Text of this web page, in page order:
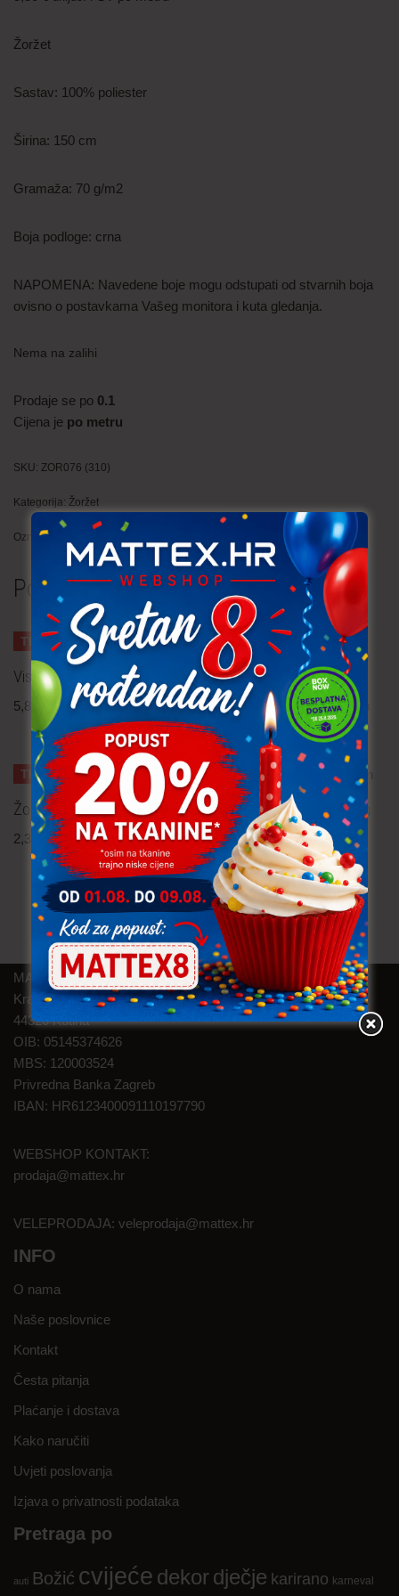
Žoržet
Sastav: 100% poliester
Širina: 150 cm
Gramaža: 70 g/m2
Boja podloge: crna
NAPOMENA: Navedene boje mogu odstupati od stvarnih boja
ovisno o postavkama Vašeg monitora i kuta gledanja.
Nema na zalihi
Prodaje se po 0.1
Cijena je po metru
SKU: ZOR076 (310)
Kategorija: Žoržet
Oznake:
Povezani proizvodi
TRAJNO NISKA CIJENA!
Viskozna tkanina – popelin
5,80 uključ. PDV po metru
Scuba
12,90€ uključ. PDV po metru
TRAJNO NISKA CIJENA!
Žoržet – cvijeće
2,30 € uključ. PDV po metru
Viskozna tkanina – popelin
7,60 € uključ. PDV po metru
MAT TEXTILE d.o.o.
Kralja Zvonimira 46
44320 Kutina
OIB: 05145374626
MBS: 120003524
Privredna Banka Zagreb
IBAN: HR6123400091110197790
WEBSHOP KONTAKT:
prodaja@mattex.hr
VELEPRODAJA: veleprodaja@mattex.hr
INFO
O nama
Naše poslovnice
Kontakt
Česta pitanja
Plaćanje i dostava
Kako naručiti
Uvjeti poslovanja
Izjava o privatnosti podataka
Pretraga po
auti Božić cvijeće dekordječje karirano karneval